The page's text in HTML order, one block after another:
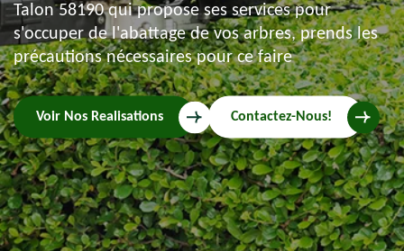
Talon 58190 qui propose ses services pour
s'occuper de l'abattage de vos arbres, prends les
précautions nécessaires pour ce faire
Voir Nos Realisations Contactez-Nous!